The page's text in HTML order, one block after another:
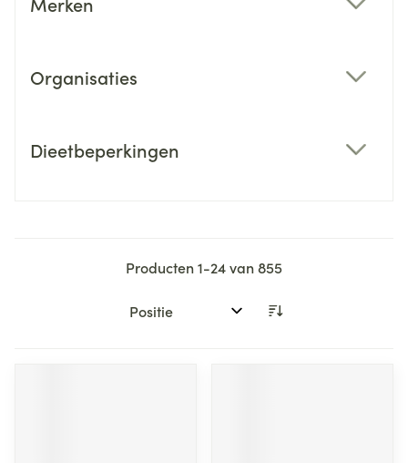
Organisaties
Dieetbeperkingen
Producten1-24van855
Sorteer op: